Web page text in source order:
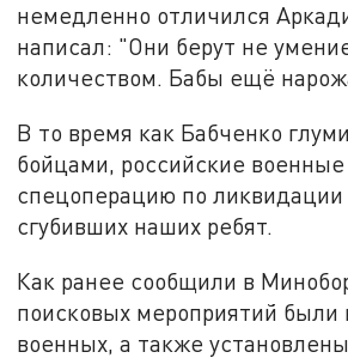
немедленно отличился
написал: "Они берут не
количеством. Бабы ещё
В то время как Бабченко
бойцами, российские
спецоперацию по ликвидации
сгубивших наших ребят.
Как ранее сообщили в
поисковых мероприятий
военных, а также